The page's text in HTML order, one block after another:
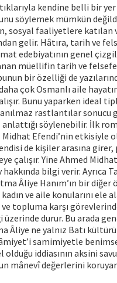
kendine belli bir yer
söylemek mümkün
sosyal faaliyetlere katılan
gelir. Hâtıra, tarih ve
edebiyatının genel
müellifin tarih ve
bir özelliği de
çok Osmanlı aile
Bunu yaparken ideal
rastlantılar sonucu
söylenebilir. İlk
Efendi’nin etkisiyle
de kişiler arasına
çalışır. Yine Ahmed
hakkında bilgi verir.
Âliye Hanım’ın bir
ve aile konularını ele
topluma karşı
durur. Bu arada
Âliye ne yalnız Batı
samimiyetle
iddiasının aksini
mânevî değerlerini